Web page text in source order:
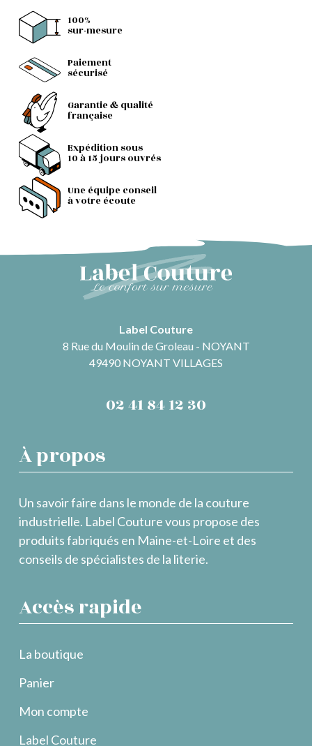
100%
sur-mesure
Paiement
sécurisé
Garantie & qualité
française
Expédition sous
10 à 15 jours ouvrés
Une équipe conseil
à votre écoute
Label Couture
8 Rue du Moulin de Groleau - NOYANT
49490 NOYANT VILLAGES
02 41 84 12 30
À propos
Un savoir faire dans le monde de la couture
industrielle. Label Couture vous propose des
produits fabriqués en Maine-et-Loire et des
conseils de spécialistes de la literie.
Accès rapide
La boutique
Panier
Mon compte
Label Couture